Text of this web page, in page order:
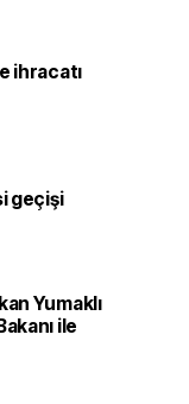
ihracatı
geçişi
Yumaklı
ile